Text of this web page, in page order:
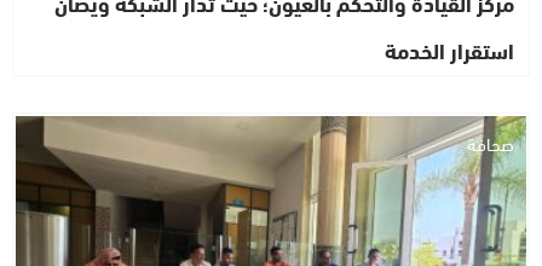
استقرار الخدمة
صحافة